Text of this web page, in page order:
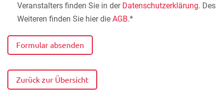
Veranstalters finden Sie in der Datenschutzerklärung. Des
Weiteren finden Sie hier die AGB.*
Formular absenden
Zurück zur Übersicht